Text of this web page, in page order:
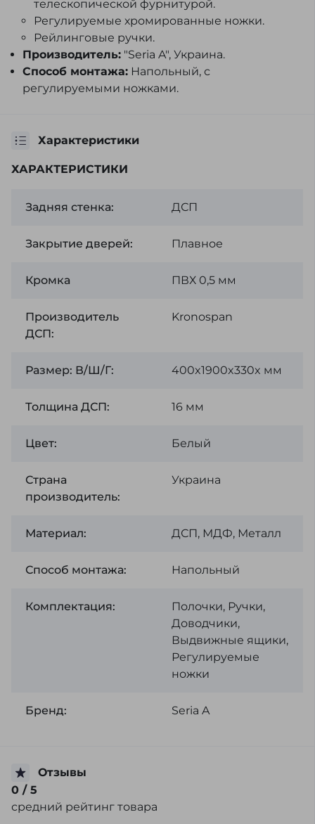
телескопической фурнитурой.
Регулируемые хромированные ножки.
Рейлинговые ручки.
Производитель: "Seria A", Украина.
Способ монтажа: Напольный, с
регулируемыми ножками.
Характеристики
ХАРАКТЕРИСТИКИ
Задняя стенка: ДСП
Закрытие дверей: Плавное
Кромка ПВХ 0,5 мм
Производитель
ДСП:
Kronospan
Размер: В/Ш/Г: 400x1900x330x мм
Толщина ДСП: 16 мм
Цвет: Белый
Страна
производитель:
Украина
Материал: ДСП, МДФ, Металл
Способ монтажа: Напольный
Комплектация:
Полочки, Ручки,
Доводчики,
Выдвижные ящики,
Регулируемые
ножки
Бренд: Seria A
Отзывы
0 / 5
средний рейтинг товара